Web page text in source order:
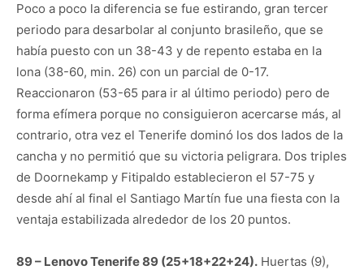
Poco a poco la diferencia se fue estirando, gran tercer
periodo para desarbolar al conjunto brasileño, que se
había puesto con un 38-43 y de repento estaba en la
lona (38-60, min. 26) con un parcial de 0-17.
Reaccionaron (53-65 para ir al último periodo) pero de
forma efímera porque no consiguieron acercarse más, al
contrario, otra vez el Tenerife dominó los dos lados de la
cancha y no permitió que su victoria peligrara. Dos triples
de Doornekamp y Fitipaldo establecieron el 57-75 y
desde ahí al final el Santiago Martín fue una fiesta con la
ventaja estabilizada alrededor de los 20 puntos.
89 – Lenovo Tenerife 89 (25+18+22+24). Huertas (9),